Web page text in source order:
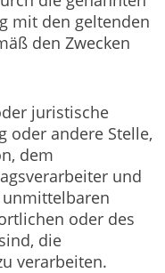
mit den geltenden
den Zwecken
juristische
oder andere Stelle,
dem
und
oder des
die
verarbeiten.